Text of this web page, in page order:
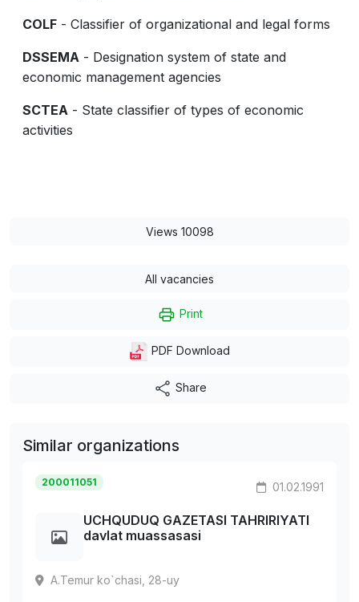
COLF - Classifier of organizational and legal forms
DSSEMA - Designation system of state and
economic management agencies
SCTEA - State classifier of types of economic
activities
Views 10098
All vacancies
Print
PDF Download
Share
Similar organizations
200011051 01.02.1991
UCHQUDUQ GAZETASI TAHRIRIYATI
davlat muassasasi
A.Temur ko`chasi, 28-uy